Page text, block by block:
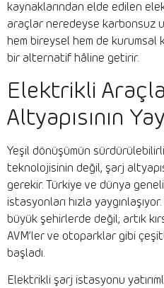
kaynaklarından elde edilen
araçlar neredeyse karbonsuz
hem bireysel hem de kurumsal
bir alternatif hâline getirir.
Elektrikli
Altyapısının
Yeşil dönüşümün
teknolojisinin değil, şarj
gerekir. Türkiye ve dünya
istasyonları hızla
büyük şehirlerde değil; artık
AVM’ler ve otoparklar gibi
başladı.
Elektrikli şarj istasyonu